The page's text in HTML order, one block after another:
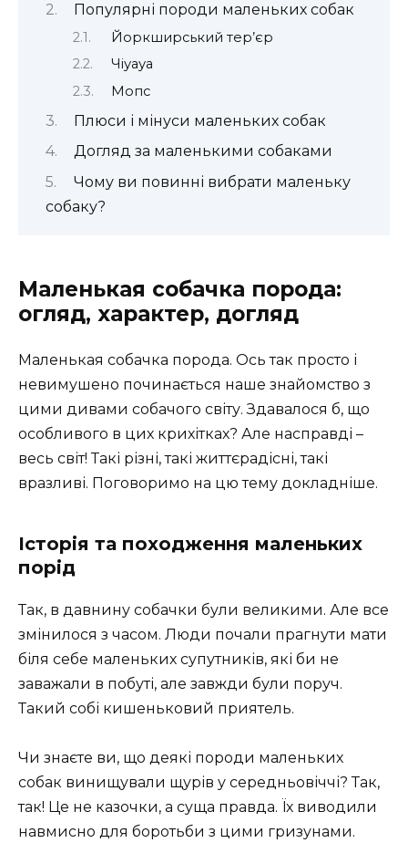
Популярні породи маленьких собак
Йоркширський тер’єр
Чіуауа
Мопс
Плюси і мінуси маленьких собак
Догляд за маленькими собаками
Чому ви повинні вибрати маленьку
собаку?
Маленькая собачка порода:
огляд, характер, догляд
Маленькая собачка порода. Ось так просто і
невимушено починається наше знайомство з
цими дивами собачого світу. Здавалося б, що
особливого в цих крихітках? Але насправді –
весь світ! Такі різні, такі життєрадісні, такі
вразливі. Поговоримо на цю тему докладніше.
Історія та походження маленьких
порід
Так, в давнину собачки були великими. Але все
змінилося з часом. Люди почали прагнути мати
біля себе маленьких супутників, які би не
заважали в побуті, але завжди були поруч.
Такий собі кишеньковий приятель.
Чи знаєте ви, що деякі породи маленьких
собак винищували щурів у середньовіччі? Так,
так! Це не казочки, а суща правда. Їх виводили
навмисно для боротьби з цими гризунами.